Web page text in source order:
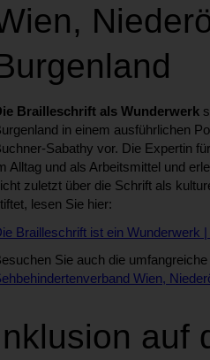
Brailleschrift als Wunderwerk
in einem ausführlichen
Sabathy vor. Die Expertin
Alltag und als Arbeitsmittel und
zuletzt über die Schrift als
lesen Sie hier:
Brailleschrift ist ein Wunderwerk
Sie auch die umfangreiche
Wien,
auf